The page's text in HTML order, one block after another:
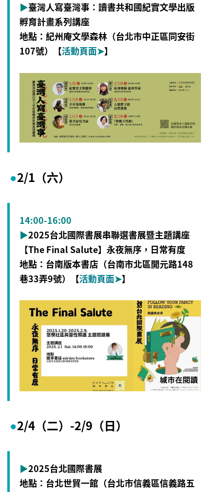
▶臺灣人寫臺灣事： 讀書共和國紀實文學出版
孵育計畫系列講座
地點：紀州庵文學森林（台北市中正區同安街
107號）【活動頁面➤】
●2/1 （六）
14:00-16:00
▶2025台北國際書展串聯選書展暨主題講座
【The Final Salute】永夜無序，日常有度
地點：台南版本書店（台南市北區開元路148
巷33弄9號）【活動頁面➤】
●2/4 （二）-2/9（日）
▶2025台北國際書展
地點：台北世貿一館（台北市信義區信義路五